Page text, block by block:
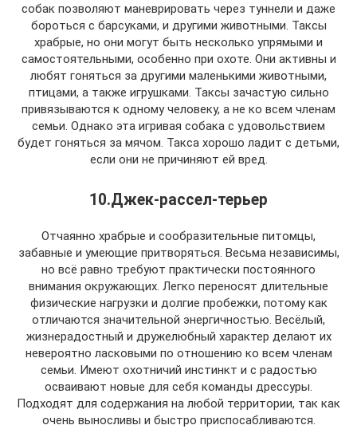
собак позволяют маневрировать через туннели и даже
бороться с барсуками, и другими животными. Таксы
храбрые, но они могут быть несколько упрямыми и
самостоятельными, особенно при охоте. Они активны и
любят гоняться за другими маленькими животными,
птицами, а также игрушками. Таксы зачастую сильно
привязываются к одному человеку, а не ко всем членам
семьи. Однако эта игривая собака с удовольствием
будет гоняться за мячом. Такса хорошо ладит с детьми,
если они не причиняют ей вред.
10.Джек-рассел-терьер
Отчаянно храбрые и сообразительные питомцы,
забавные и умеющие притворяться. Весьма независимы,
но всё равно требуют практически постоянного
внимания окружающих. Легко переносят длительные
физические нагрузки и долгие пробежки, потому как
отличаются значительной энергичностью. Весёлый,
жизнерадостный и дружелюбный характер делают их
невероятно ласковыми по отношению ко всем членам
семьи. Имеют охотничий инстинкт и с радостью
осваивают новые для себя команды дрессуры.
Подходят для содержания на любой территории, так как
очень выносливы и быстро приспосабливаются.